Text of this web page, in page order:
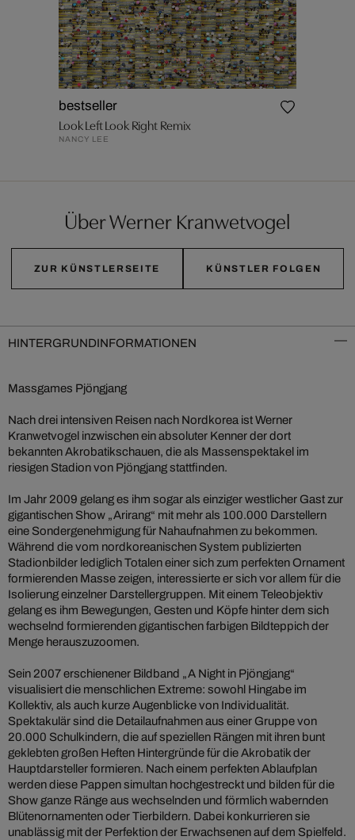
bestseller
Look Left Look Right Remix
NANCY LEE
Über Werner Kranwetvogel
ZUR KÜNSTLERSEITE KÜNSTLER FOLGEN
HINTERGRUNDINFORMATIONEN
Massgames Pjöngjang
Nach drei intensiven Reisen nach Nordkorea ist Werner
Kranwetvogel inzwischen ein absoluter Kenner der dort
bekannten Akrobatikschauen, die als Massenspektakel im
riesigen Stadion von Pjöngjang stattfinden.
Im Jahr 2009 gelang es ihm sogar als einziger westlicher Gast zur
gigantischen Show „Arirang“ mit mehr als 100.000 Darstellern
eine Sondergenehmigung für Nahaufnahmen zu bekommen.
Während die vom nordkoreanischen System publizierten
Stadionbilder lediglich Totalen einer sich zum perfekten Ornament
formierenden Masse zeigen, interessierte er sich vor allem für die
Isolierung einzelner Darstellergruppen. Mit einem Teleobjektiv
gelang es ihm Bewegungen, Gesten und Köpfe hinter dem sich
wechselnd formierenden gigantischen farbigen Bildteppich der
Menge herauszuzoomen.
Sein 2007 erschienener Bildband „A Night in Pjöngjang“
visualisiert die menschlichen Extreme: sowohl Hingabe im
Kollektiv, als auch kurze Augenblicke von Individualität.
Spektakulär sind die Detailaufnahmen aus einer Gruppe von
20.000 Schulkindern, die auf speziellen Rängen mit ihren bunt
geklebten großen Heften Hintergründe für die Akrobatik der
Hauptdarsteller formieren. Nach einem perfekten Ablaufplan
werden diese Pappen simultan hochgestreckt und bilden für die
Show ganze Ränge aus wechselnden und förmlich wabernden
Blütenornamenten oder Tierbildern. Dabei konkurrieren sie
unablässig mit der Perfektion der Erwachsenen auf dem Spielfeld.